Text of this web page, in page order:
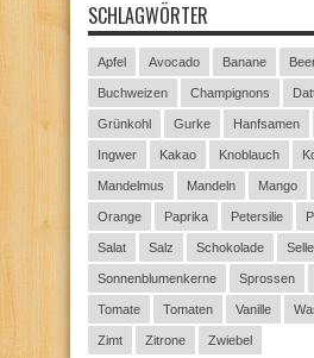
SCHLAGWÖRTER
Apfel Avocado Banane
Buchweizen Champignons
Grünkohl Gurke Hanfsamen
Ingwer Kakao Knoblauch
Mandelmus Mandeln Mango
Orange Paprika Petersilie
Salat Salz Schokolade
Sonnenblumenkerne Sprossen
Tomate Tomaten Vanille
Zimt Zitrone Zwiebel